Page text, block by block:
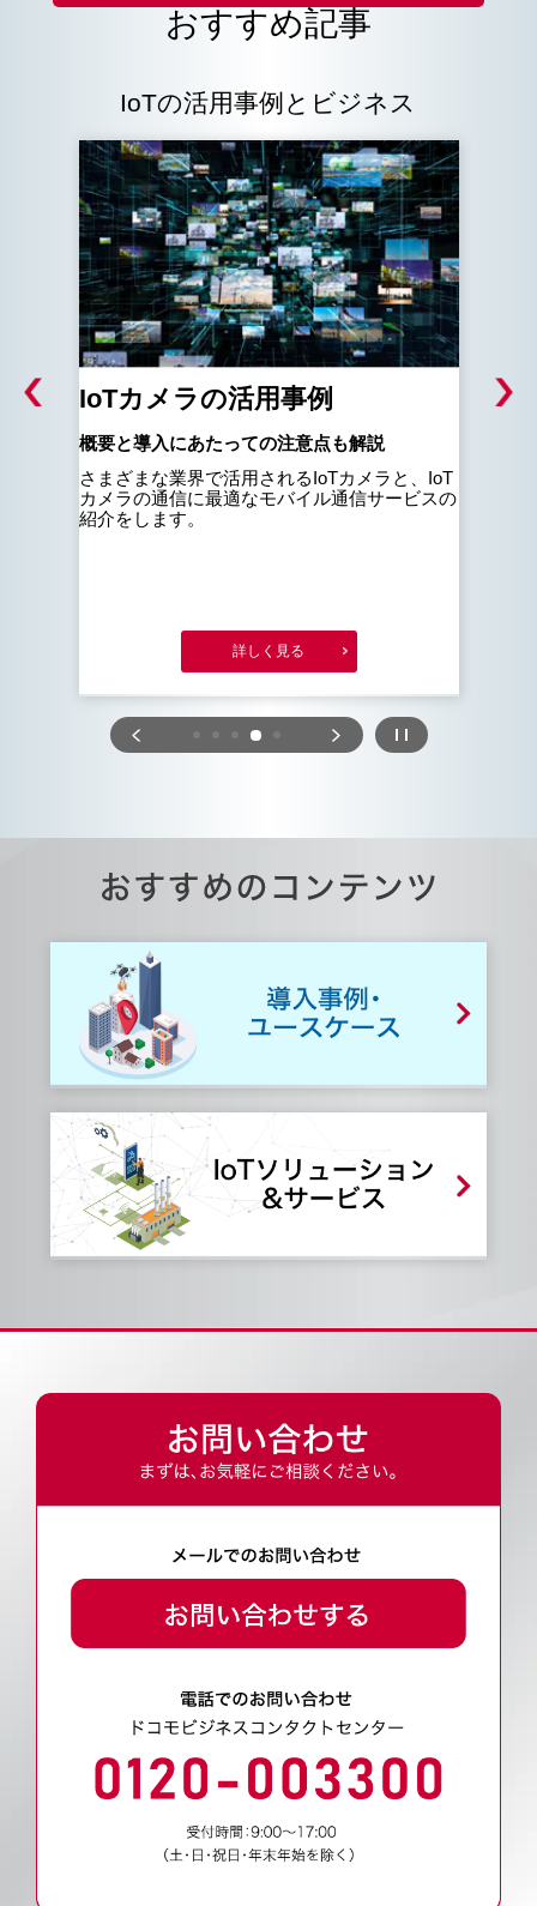
おすすめ記事
IoTの活用事例とビジネス
IoTカメラの活用事例
概要と導入にあたっての注意点も解説
さまざまな業界で活用されるIoTカメラと、IoT
カメラの通信に最適なモバイル通信サービスの
紹介をします。
詳しく見る